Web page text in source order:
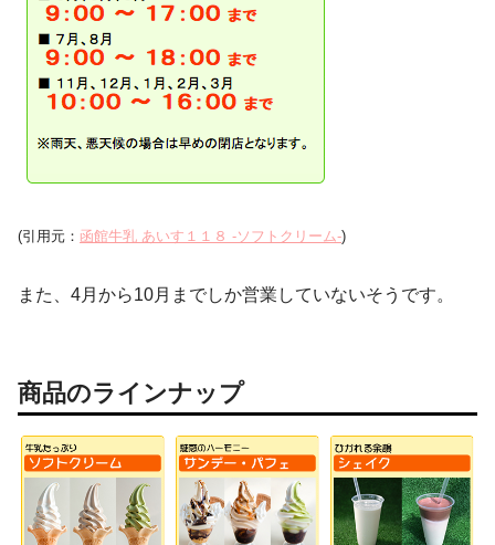
(引用元： 函館牛乳 あいす１１８ -ソフトクリーム-)
また、4月から10月までしか営業していないそうです。
商品のラインナップ